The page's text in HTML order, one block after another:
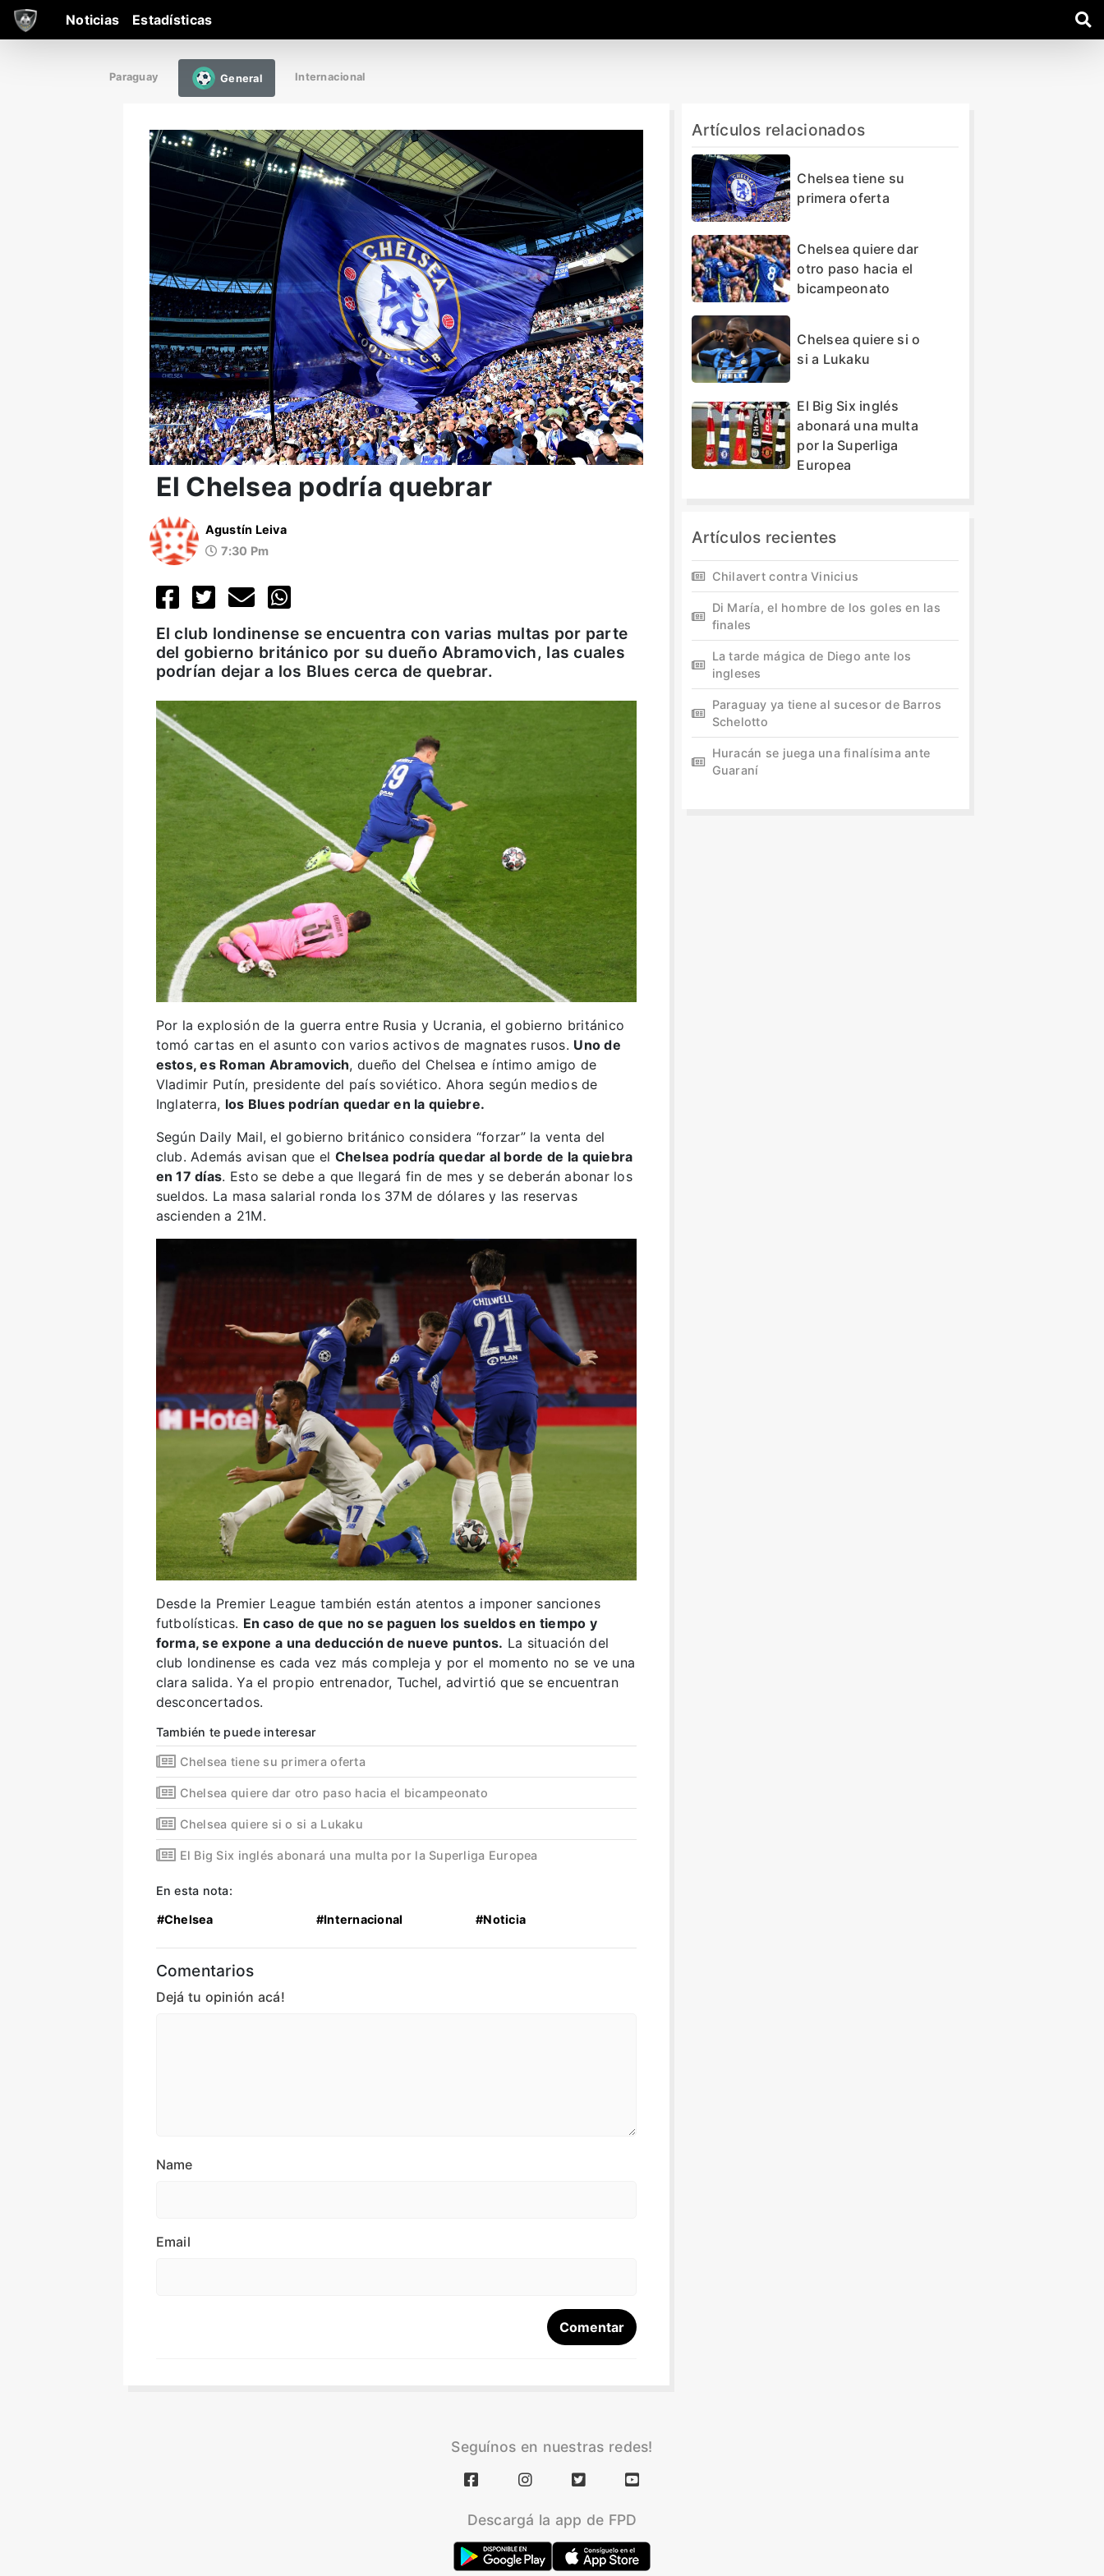
Noticias Estadísticas
Paraguay General Internacional
El Chelsea podría quebrar
Agustín Leiva
7:30 Pm
El club londinense se encuentra con varias multas por parte
del gobierno británico por su dueño Abramovich, las cuales
podrían dejar a los Blues cerca de quebrar.
Por la explosión de la guerra entre Rusia y Ucrania, el gobierno británico
tomó cartas en el asunto con varios activos de magnates rusos. Uno de
estos, es Roman Abramovich, dueño del Chelsea e íntimo amigo de
Vladimir Putín, presidente del país soviético. Ahora según medios de
Inglaterra, los Blues podrían quedar en la quiebre.
Según Daily Mail, el gobierno británico considera “forzar” la venta del
club. Además avisan que el Chelsea podría quedar al borde de la quiebra
en 17 días. Esto se debe a que llegará fin de mes y se deberán abonar los
sueldos. La masa salarial ronda los 37M de dólares y las reservas
ascienden a 21M.
Desde la Premier League también están atentos a imponer sanciones
futbolísticas. En caso de que no se paguen los sueldos en tiempo y
forma, se expone a una deducción de nueve puntos. La situación del
club londinense es cada vez más compleja y por el momento no se ve una
clara salida. Ya el propio entrenador, Tuchel, advirtió que se encuentran
desconcertados.
También te puede interesar
Chelsea tiene su primera oferta
Chelsea quiere dar otro paso hacia el bicampeonato
Chelsea quiere si o si a Lukaku
El Big Six inglés abonará una multa por la Superliga Europea
En esta nota:
#Chelsea #Internacional #Noticia
Comentarios
Dejá tu opinión acá!
Name
Email
Artículos relacionados
Chelsea tiene su
primera oferta
Chelsea quiere dar
otro paso hacia el
bicampeonato
Chelsea quiere si o
si a Lukaku
El Big Six inglés
abonará una multa
por la Superliga
Europea
Artículos recientes
Chilavert contra Vinicius
Di María, el hombre de los goles en las
finales
La tarde mágica de Diego ante los
ingleses
Paraguay ya tiene al sucesor de Barros
Schelotto
Huracán se juega una finalísima ante
Guaraní
Seguínos en nuestras redes!
Descargá la app de FPD